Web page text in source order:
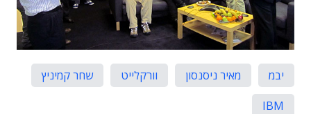
יבמ מאיר ניסנסון וורקלייט
שחר קמיניץ
IBM